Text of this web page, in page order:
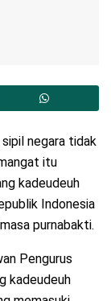
negara tidak
itu
kadeudeuh
Indonesia
purnabakti.
Pengurus
kadeudeuh